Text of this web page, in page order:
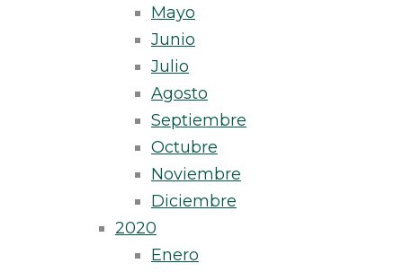
Mayo
Junio
Julio
Agosto
Septiembre
Octubre
Noviembre
Diciembre
2020
Enero